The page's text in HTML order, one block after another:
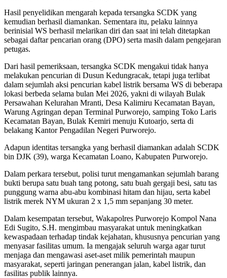
Hasil penyelidikan mengarah kepada tersangka SCDK yang
kemudian berhasil diamankan. Sementara itu, pelaku lainnya
berinisial WS berhasil melarikan diri dan saat ini telah ditetapkan
sebagai daftar pencarian orang (DPO) serta masih dalam pengejaran
petugas.
Dari hasil pemeriksaan, tersangka SCDK mengakui tidak hanya
melakukan pencurian di Dusun Kedungracak, tetapi juga terlibat
dalam sejumlah aksi pencurian kabel listrik bersama WS di beberapa
lokasi berbeda selama bulan Mei 2026, yakni di wilayah Bulak
Persawahan Kelurahan Mranti, Desa Kalimiru Kecamatan Bayan,
Warung Agringan depan Terminal Purworejo, samping Toko Laris
Kecamatan Bayan, Bulak Kemiri menuju Kutoarjo, serta di
belakang Kantor Pengadilan Negeri Purworejo.
Adapun identitas tersangka yang berhasil diamankan adalah SCDK
bin DJK (39), warga Kecamatan Loano, Kabupaten Purworejo.
Dalam perkara tersebut, polisi turut mengamankan sejumlah barang
bukti berupa satu buah tang potong, satu buah gergaji besi, satu tas
punggung warna abu-abu kombinasi hitam dan hijau, serta kabel
listrik merek NYM ukuran 2 x 1,5 mm sepanjang 30 meter.
Dalam kesempatan tersebut, Wakapolres Purworejo Kompol Nana
Edi Sugito, S.H. mengimbau masyarakat untuk meningkatkan
kewaspadaan terhadap tindak kejahatan, khususnya pencurian yang
menyasar fasilitas umum. Ia mengajak seluruh warga agar turut
menjaga dan mengawasi aset-aset milik pemerintah maupun
masyarakat, seperti jaringan penerangan jalan, kabel listrik, dan
fasilitas publik lainnya.